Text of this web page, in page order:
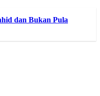
dan Bukan Pula